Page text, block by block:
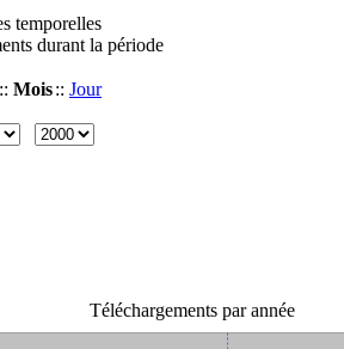
temporelles
durant la période
:: Mois:: Jour
Téléchargements par année